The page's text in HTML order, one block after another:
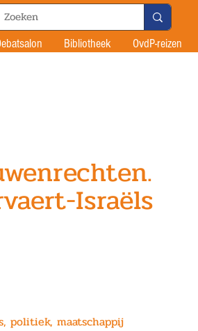
Bibliotheek OvdP-reizen
Israëls
politiek, maatschappij